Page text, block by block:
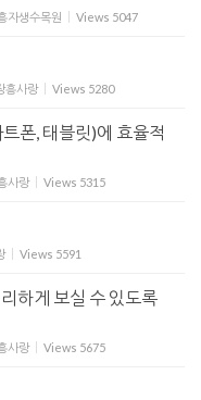
자생수목원 Views 5047
흥사랑 Views 5280
폰, 태블릿)에 효율적
사랑 Views 5315
Views 5591
하게 보실 수 있도록
사랑 Views 5675